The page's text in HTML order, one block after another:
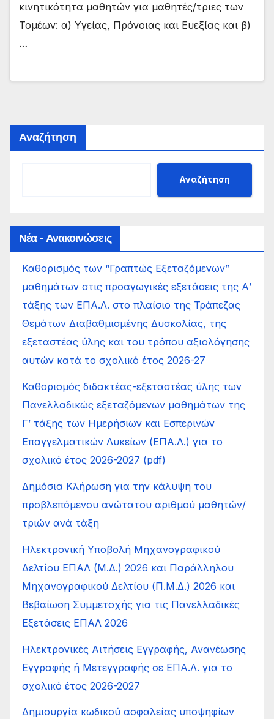
κινητικότητα μαθητών για μαθητές/τριες των
Τομέων: α) Υγείας, Πρόνοιας και Ευεξίας και β)
…
Αναζήτηση
Αναζήτηση
Νέα - Ανακοινώσεις
Καθορισμός των “Γραπτώς Εξεταζόμενων”
μαθημάτων στις προαγωγικές εξετάσεις της Α’
τάξης των ΕΠΑ.Λ. στο πλαίσιο της Τράπεζας
Θεμάτων Διαβαθμισμένης Δυσκολίας, της
εξεταστέας ύλης και του τρόπου αξιολόγησης
αυτών κατά το σχολικό έτος 2026-27
Καθορισμός διδακτέας-εξεταστέας ύλης των
Πανελλαδικώς εξεταζόμενων μαθημάτων της
Γ’ τάξης των Ημερήσιων και Εσπερινών
Επαγγελματικών Λυκείων (ΕΠΑ.Λ.) για το
σχολικό έτος 2026-2027 (pdf)
Δημόσια Κλήρωση για την κάλυψη του
προβλεπόμενου ανώτατου αριθμού μαθητών/
τριών ανά τάξη
Ηλεκτρονική Υποβολή Μηχανογραφικού
Δελτίου ΕΠΑΛ (Μ.Δ.) 2026 και Παράλληλου
Μηχανογραφικού Δελτίου (Π.Μ.Δ.) 2026 και
Βεβαίωση Συμμετοχής για τις Πανελλαδικές
Εξετάσεις ΕΠΑΛ 2026
Ηλεκτρονικές Αιτήσεις Εγγραφής, Ανανέωσης
Εγγραφής ή Μετεγγραφής σε ΕΠΑ.Λ. για το
σχολικό έτος 2026-2027
Δημιουργία κωδικού ασφαλείας υποψηφίων